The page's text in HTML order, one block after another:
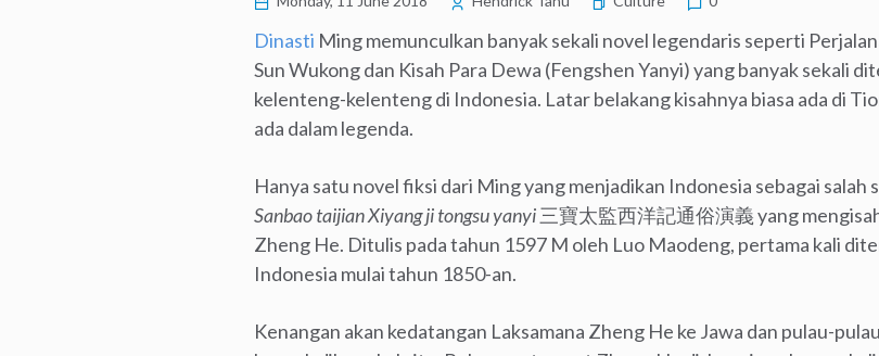
Dinasti Ming memunculkan banyak sekali novel legendaris seperti
Sun Wukong dan Kisah Para Dewa (Fengshen Yanyi) yang banyak sekali
kelenteng-kelenteng di Indonesia. Latar belakang kisahnya biasa ada di
ada dalam legenda.
Hanya satu novel fiksi dari Ming yang menjadikan Indonesia sebagai
Sanbao taijian Xiyang ji tongsu yanyi三寶太監西洋記通俗演義 yang
Zheng He. Ditulis pada tahun 1597 M oleh Luo Maodeng, pertama kali
Indonesia mulai tahun 1850-an.
Kenangan akan kedatangan Laksamana Zheng He ke Jawa dan pulau-